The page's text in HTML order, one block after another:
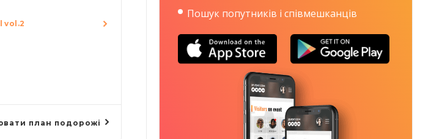
Пошук попутників і співмешканців
vol.2
план подорожі